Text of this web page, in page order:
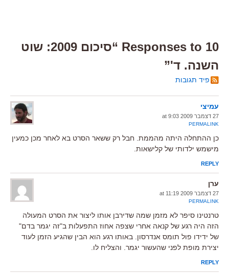
10 Responses to “סיכום 2009: שוט
השנה. ד'”
פיד תגובות
עמיצי
27 דצמבר 2009 at 9:03
PERMALINK
כן ההתחלה היתה מהממת. חבל רק ששאר הסרט בא לאחר מכן כמעין
מישמש ילדותי של קלישאות.
REPLY
ערן
27 דצמבר 2009 at 11:19
PERMALINK
טרנטינו סיפר לא מזמן שמה שדירבן אותו ליצור את הסרט המעולה
הזה היה רגע של קנאה אחרי שצפה אחוז התפעלות ב"זה יגמר בדם"
של ידידו פול תומס אנדרסון. באותו רגע הוא הבין שהגיע הזמן לעוד
יצירת מופת לפני שהעשור יגמר. והצליח לו.
REPLY